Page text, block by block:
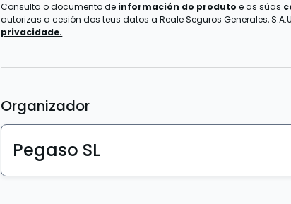
Consulta o documento de información do produtoe as súas
autorizas a cesión dos teus datos a Reale Seguros Generales,
privacidade.
Organizador
Pegaso SL